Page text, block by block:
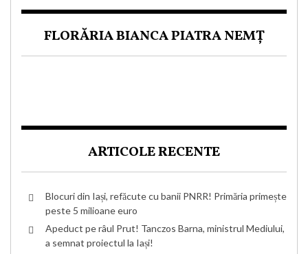
FLORĂRIA BIANCA PIATRA NEMȚ
ARTICOLE RECENTE
Blocuri din Iași, refăcute cu banii PNRR! Primăria primește
peste 5 milioane euro
Apeduct pe râul Prut! Tanczos Barna, ministrul Mediului,
a semnat proiectul la Iași!